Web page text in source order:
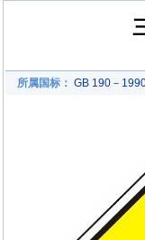
所属国标： GB 190－